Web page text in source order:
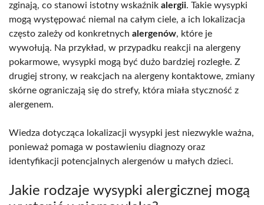
zginają, co stanowi istotny wskaźnik alergii. Takie wysypki
mogą występować niemal na całym ciele, a ich lokalizacja
często zależy od konkretnych alergenów, które je
wywołują. Na przykład, w przypadku reakcji na alergeny
pokarmowe, wysypki mogą być dużo bardziej rozległe. Z
drugiej strony, w reakcjach na alergeny kontaktowe, zmiany
skórne ograniczają się do strefy, która miała styczność z
alergenem.
Wiedza dotycząca lokalizacji wysypki jest niezwykle ważna,
ponieważ pomaga w postawieniu diagnozy oraz
identyfikacji potencjalnych alergenów u małych dzieci.
Jakie rodzaje wysypki alergicznej mogą